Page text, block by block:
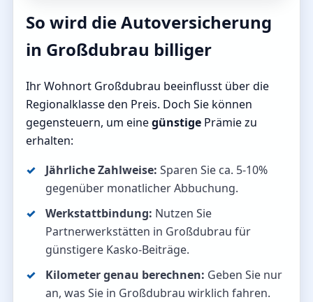
So wird die Autoversicherung
in Großdubrau billiger
Ihr Wohnort Großdubrau beeinflusst über die
Regionalklasse den Preis. Doch Sie können
gegensteuern, um einegünstige Prämie zu
erhalten:
Jährliche Zahlweise: Sparen Sie ca. 5-10%
gegenüber monatlicher Abbuchung.
Werkstattbindung: Nutzen Sie
Partnerwerkstätten in Großdubrau für
günstigere Kasko-Beiträge.
Kilometer genau berechnen: Geben Sie nur
an, was Sie in Großdubrau wirklich fahren.